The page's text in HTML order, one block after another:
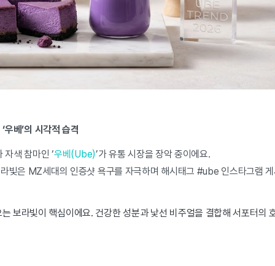
우베’의 시각적 습격
자색 참마인 ‘우베(Ube)’가 유통 시장을 장악 중이에요.
빛은 MZ세대의 인증샷 욕구를 자극하며 해시태그 #ube 인스타그램
보라빛이 핵심이에요. 건강한 성분과 낯선 비주얼을 결합해 서포터의